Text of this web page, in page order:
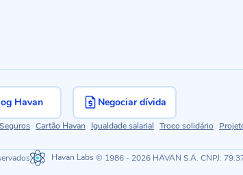
Havan Negociar dívida
Seguros Cartão Havan Igualdade salarial Troco solidário
Havan Labs © 1986 - 2026 HAVAN S.A. CNPJ: